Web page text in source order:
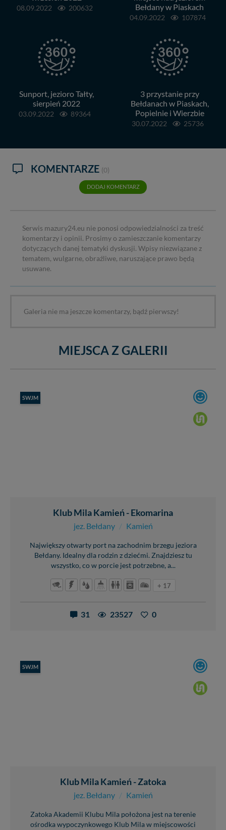
08.09.2022 200632
Bełdany w Piaskach
04.09.2022 107874
Sunport, jezioro Tałty,
sierpień 2022
03.09.2022 89364
3 przystanie przy
Bełdanach w Piaskach,
Popielnie i Wierzbie
30.07.2022 25736
KOMENTARZE (0)
DODAJ KOMENTARZ
Serwis mazury24.eu nie ponosi odpowiedzialności za treść
komentarzy i opinii. Prosimy o zamieszczanie komentarzy
dotyczących danej tematyki dyskusji. Wpisy niezwiązane z
tematem, wulgarne, obraźliwe, naruszające prawo będą
usuwane.
Galeria nie ma jeszcze komentarzy, bądź pierwszy!
MIEJSCA Z GALERII
SWJM
Klub Mila Kamień - Ekomarina
jez. Bełdany / Kamień
Największy otwarty port na zachodnim brzegu jeziora
Bełdany. Idealny dla rodzin z dziećmi. Znajdziesz tu
wszystko, co w porcie jest potrzebne, a...
+ 17
31 23527 0
SWJM
Klub Mila Kamień - Zatoka
jez. Bełdany / Kamień
Zatoka Akademii Klubu Mila położona jest na terenie
ośrodka wypoczynkowego Klub Mila w miejscowości